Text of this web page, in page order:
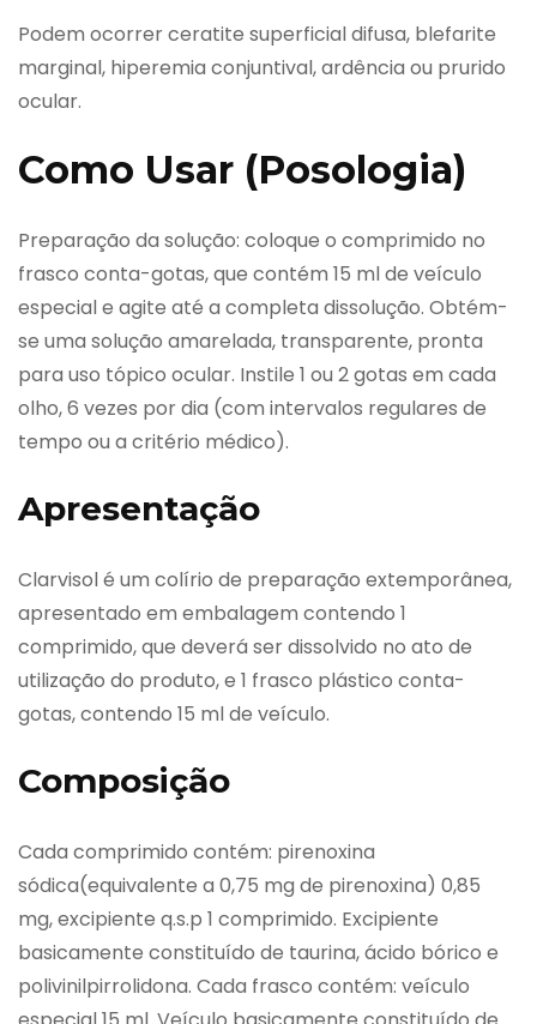
Podem ocorrer ceratite superficial difusa, blefarite
marginal, hiperemia conjuntival, ardência ou prurido
ocular.
Como Usar (Posologia)
Preparação da solução: coloque o comprimido no
frasco conta-gotas, que contém 15 ml de veículo
especial e agite até a completa dissolução. Obtém-
se uma solução amarelada, transparente, pronta
para uso tópico ocular. Instile 1 ou 2 gotas em cada
olho, 6 vezes por dia (com intervalos regulares de
tempo ou a critério médico).
Apresentação
Clarvisol é um colírio de preparação extemporânea,
apresentado em embalagem contendo 1
comprimido, que deverá ser dissolvido no ato de
utilização do produto, e 1 frasco plástico conta-
gotas, contendo 15 ml de veículo.
Composição
Cada comprimido contém: pirenoxina
sódica(equivalente a 0,75 mg de pirenoxina) 0,85
mg, excipiente q.s.p 1 comprimido. Excipiente
basicamente constituído de taurina, ácido bórico e
polivinilpirrolidona. Cada frasco contém: veículo